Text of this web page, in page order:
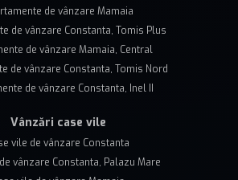
de vânzare Mamaia
de vânzare Constanta, Tomis Plus
de vânzare Mamaia, Central
de vânzare Constanta, Tomis Nord
de vânzare Constanta, Inel II
Vânzări case vile
vile de vânzare Constanta
vânzare Constanta, Palazu Mare